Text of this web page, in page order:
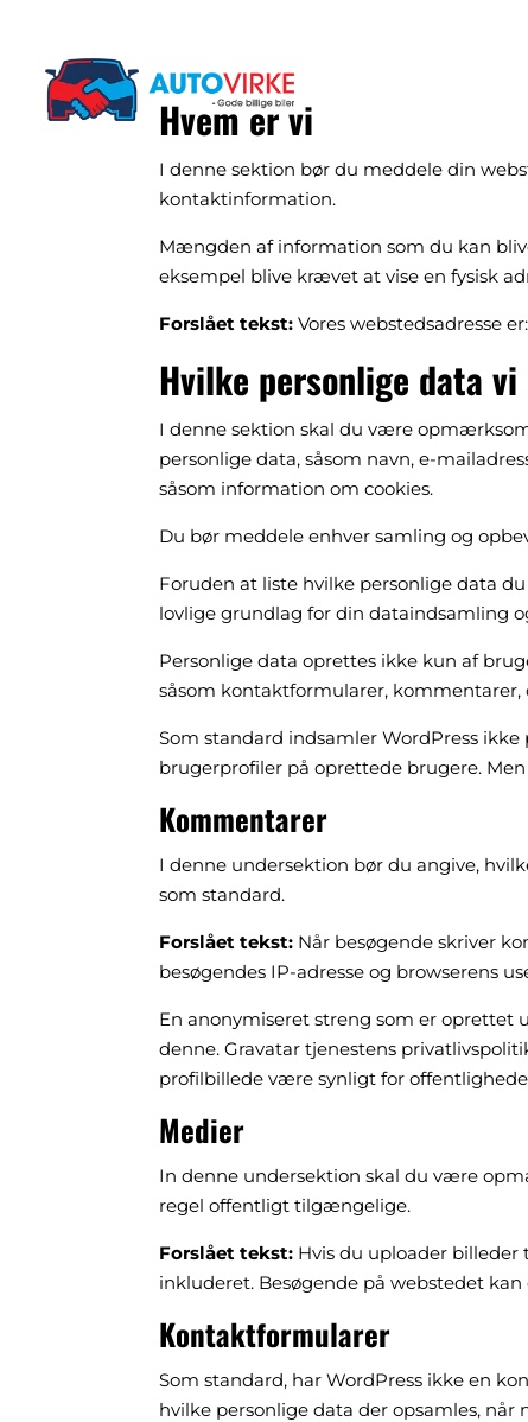
Hvem er vi
I denne sektion bør du meddele din
kontaktinformation.
Mængden af information som du kan
eksempel blive krævet at vise en fysisk
Forslået tekst:Vores webstedsadresse
Hvilke personlige data
I denne sektion skal du være
personlige data, såsom navn, e-
såsom information om cookies.
Du bør meddele enhver samling og
Foruden at liste hvilke personlige data
lovlige grundlag for din dataindsamling
Personlige data oprettes ikke kun af
såsom kontaktformularer, kommentarer,
Som standard indsamler WordPress
brugerprofiler på oprettede brugere.
Kommentarer
I denne undersektion bør du angive,
som standard.
Forslået tekst: Når besøgende skriver
besøgendes IP-adresse og browserens
En anonymiseret streng som er oprettet
denne. Gravatar tjenestens
profilbillede være synligt for
Medier
In denne undersektion skal du være
regel offentligt tilgængelige.
Forslået tekst: Hvis du uploader billeder
inkluderet. Besøgende på webstedet
Kontaktformularer
Som standard, har WordPress ikke en
hvilke personlige data der opsamles,